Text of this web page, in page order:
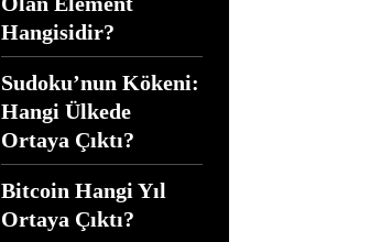
Hangisidir?
Sudoku’nun Kökeni:
Hangi Ülkede
Ortaya Çıktı?
Bitcoin Hangi Yıl
Ortaya Çıktı?